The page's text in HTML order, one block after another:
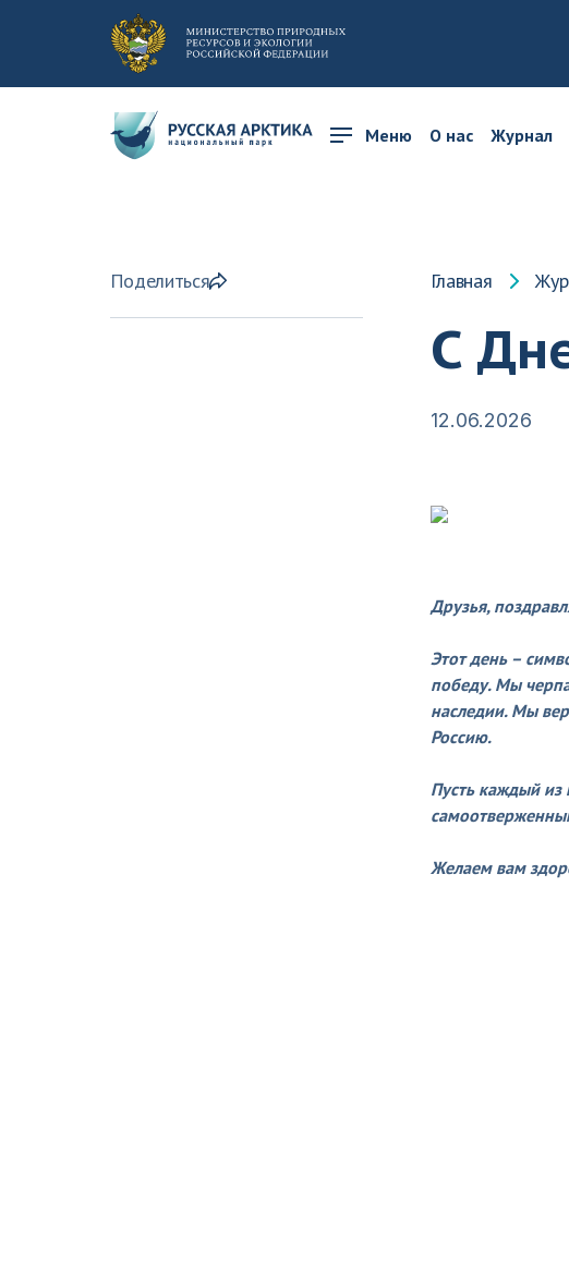
Меню О нас Журнал
Поделиться Главная
С
12.06.2026
Друзья,
Этот день –
победу. Мы
наследии. Мы
Россию.
Пусть каждый из
Желаем вам